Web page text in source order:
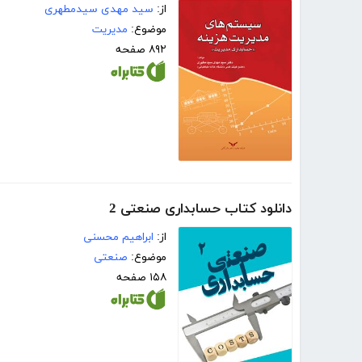
از: سید مهدی سیدمطهری
موضوع: مدیریت
۸۹۲ صفحه
دانلود کتاب حسابداری صنعتی 2
از: ابراهیم محسنی
موضوع: صنعتی
۱۵۸ صفحه